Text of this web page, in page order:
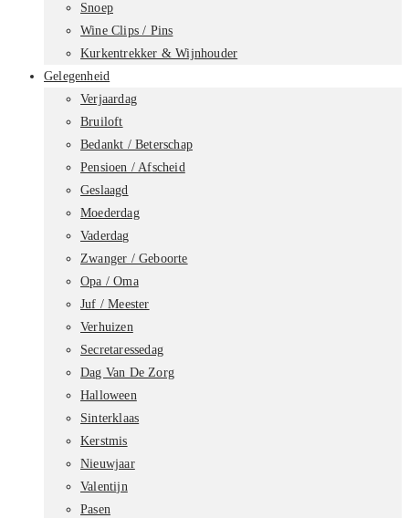
Snoep
Wine Clips / Pins
Kurkentrekker & Wijnhouder
Gelegenheid
Verjaardag
Bruiloft
Bedankt / Beterschap
Pensioen / Afscheid
Geslaagd
Moederdag
Vaderdag
Zwanger / Geboorte
Opa / Oma
Juf / Meester
Verhuizen
Secretaressedag
Dag Van De Zorg
Halloween
Sinterklaas
Kerstmis
Nieuwjaar
Valentijn
Pasen